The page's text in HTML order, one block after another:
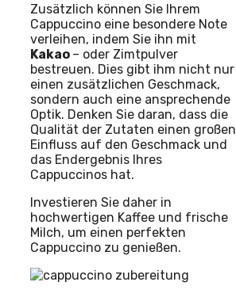
Zusätzlich können Sie Ihrem
Cappuccino eine besondere Note
verleihen, indem Sie ihn mit
Kakao – oder Zimtpulver
bestreuen. Dies gibt ihm nicht nur
einen zusätzlichen Geschmack,
sondern auch eine ansprechende
Optik. Denken Sie daran, dass die
Qualität der Zutaten einen großen
Einfluss auf den Geschmack und
das Endergebnis Ihres
Cappuccinos hat.
Investieren Sie daher in
hochwertigen Kaffee und frische
Milch, um einen perfekten
Cappuccino zu genießen.